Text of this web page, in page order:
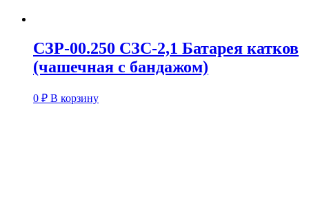
СЗР-00.250 СЗС-2,1 Батарея катков
(чашечная с бандажом)
0 ₽ В корзину